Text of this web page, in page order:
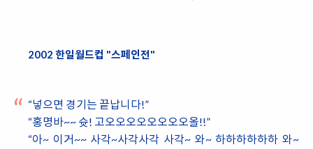
2002 한일월드컵 "스페인전"
“넣으면 경기는 끝납니다!”
“홍명바~~ 슛! 고오오오오오오오오올!!”
“아~ 이거~~ 사각~사각사각 사각~ 와~ 하하하하하하 와~